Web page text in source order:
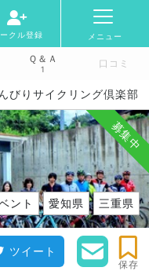
クル登録 メニュー
Ｑ＆Ａ
1 口コミ
びりサイクリング倶楽部
募集中
ント 愛知県 三重県
ツイート
保存